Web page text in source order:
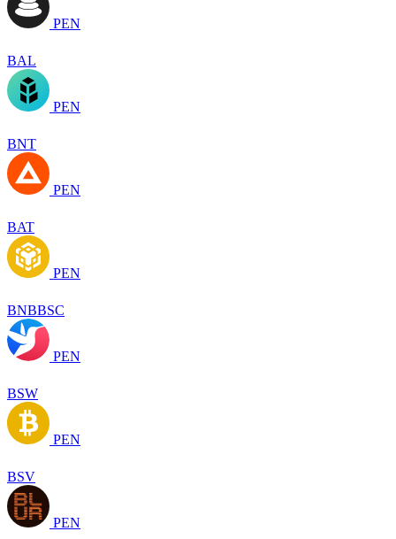
PEN
BAL
PEN
BNT
PEN
BAT
PEN
BNBBSC
PEN
BSW
PEN
BSV
PEN